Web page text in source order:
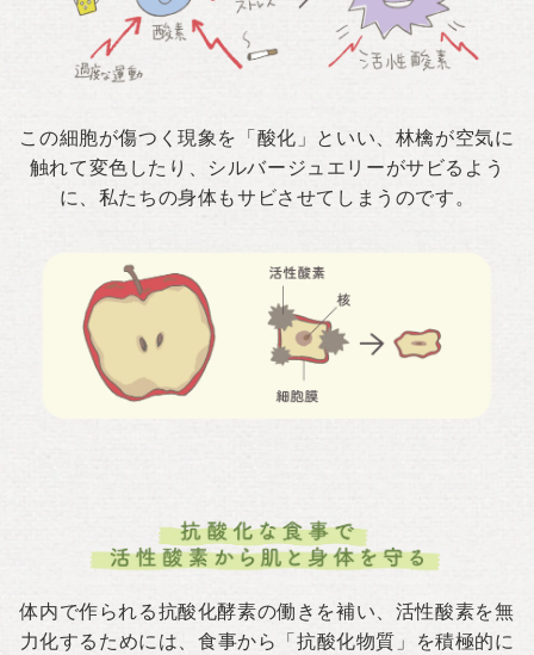
この細胞が傷つく現象を「酸化」といい、林檎が空気に
触れて変色したり、シルバージュエリーがサビるよう
に、私たちの身体もサビさせてしまうのです。
体内で作られる抗酸化酵素の働きを補い、活性酸素を無
力化するためには、食事から「抗酸化物質」を積極的に